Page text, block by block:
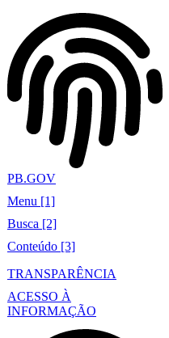
PB.GOV
Menu [1]
Busca [2]
Conteúdo [3]
TRANSPARÊNCIA
ACESSO À
INFORMAÇÃO